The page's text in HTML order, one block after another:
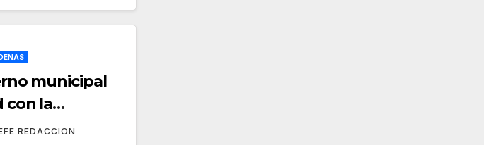
municipal
con la
REDACCION